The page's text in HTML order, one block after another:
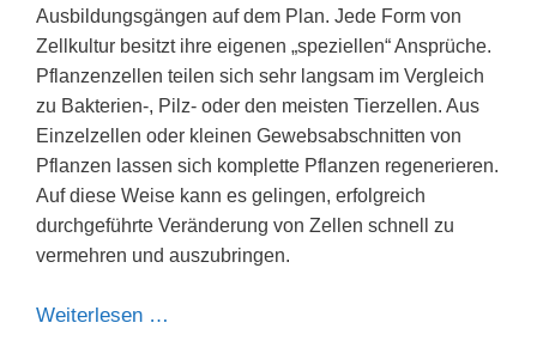
Ausbildungsgängen auf dem Plan. Jede Form von
Zellkultur besitzt ihre eigenen „speziellen“ Ansprüche.
Pflanzenzellen teilen sich sehr langsam im Vergleich
zu Bakterien-, Pilz- oder den meisten Tierzellen. Aus
Einzelzellen oder kleinen Gewebsabschnitten von
Pflanzen lassen sich komplette Pflanzen regenerieren.
Auf diese Weise kann es gelingen, erfolgreich
durchgeführte Veränderung von Zellen schnell zu
vermehren und auszubringen.
Weiterlesen …